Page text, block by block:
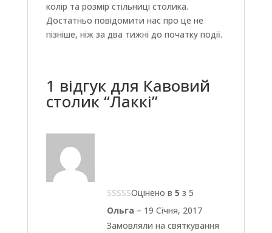
колір та розмір стільниці столика.
Достатньо повідомити нас про це не
пізніше, ніж за два тижні до початку події.
1 відгук для Кавовий
столик “Лаккі”
Оцінено в 5 з 5
Ольга – 19 Січня, 2017
Замовляли на святкування